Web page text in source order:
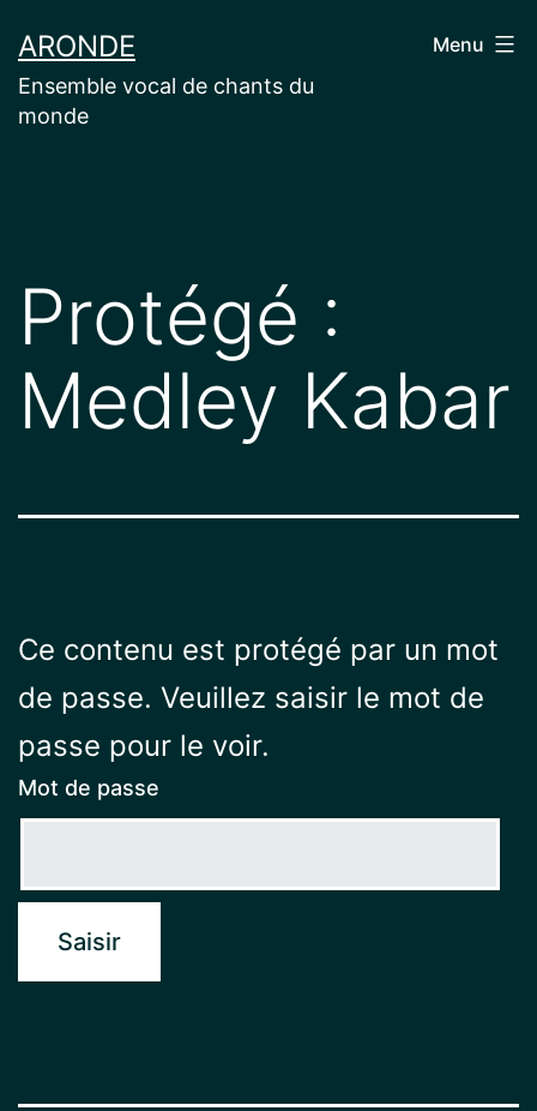
au
contenu
ARONDE
Ensemble vocal de chants du
monde
Menu
Protégé :
Medley Kabar
Ce contenu est protégé par un mot
de passe. Veuillez saisir le mot de
passe pour le voir.
Mot de passe